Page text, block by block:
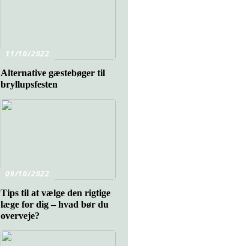
11/10/2022
Alternative gæstebøger til
bryllupsfesten
09/10/2022
Tips til at vælge den rigtige
læge for dig – hvad bør du
overveje?